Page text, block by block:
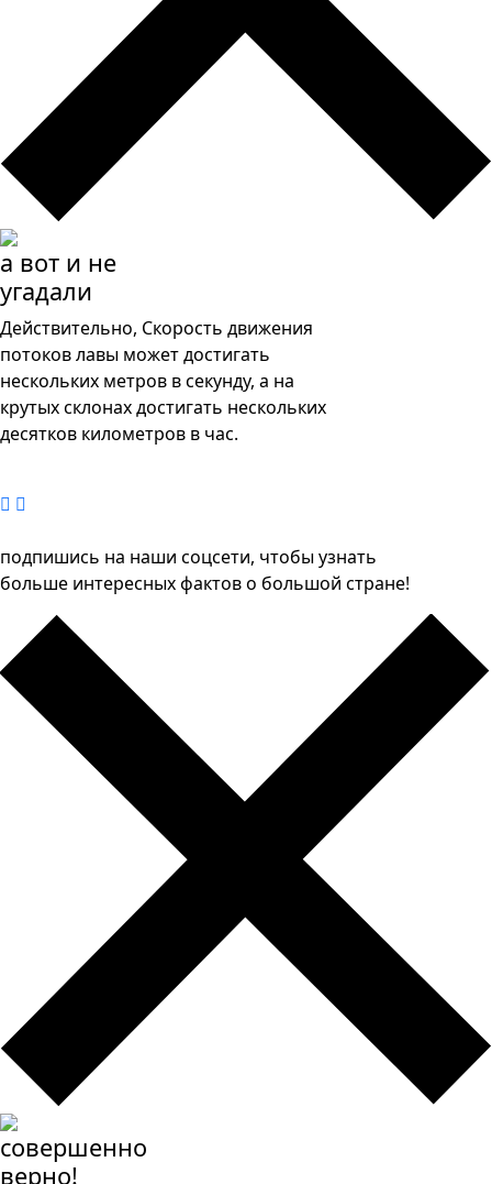
а вот и не
угадали
Действительно, Скорость движения
потоков лавы может достигать
нескольких метров в секунду, а на
крутых склонах достигать нескольких
десятков километров в час.
подпишись на наши соцсети, чтобы узнать
больше интересных фактов о большой стране!
совершенно
верно!